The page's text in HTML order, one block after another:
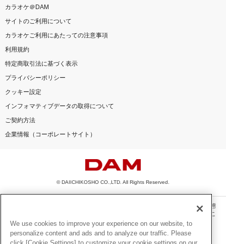
カラオケ＠DAM
サイトのご利用について
カラオケご利用にあたっての注意事項
利用規約
特定商取引法に基づく表示
プライバシーポリシー
クッキー設定
インフォマティブデータの取得について
ご契約方法
企業情報（コーポレートサイト）
© DAIICHIKOSHO CO.,LTD. All Rights Reserved.
このサイトに掲載されている一切の文章・画像・写真・動画・音声等を、手段や形態
を問わず、著作権法の定める範囲を超えて無断で複製、転載、ファイル化などするこ
とを禁じます。
楽曲及びコンテンツは、機種によりご利用いただけない場合があります。
We use cookies to improve your experience on our website, to
personalize content and ads and to analyze our traffic. Please